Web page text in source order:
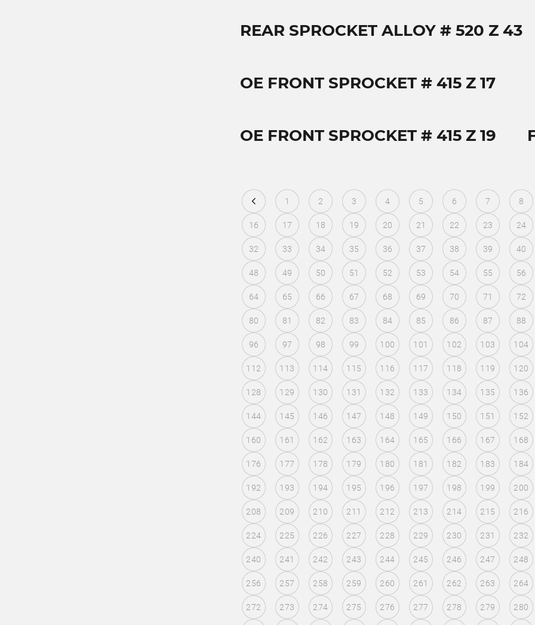
REAR SPROCKET ALLOY # 520 Z 43
OE FRONT SPROCKET # 415 Z 17
OE FRONT SPROCKET # 415 Z 19
1 2 3 4 5 6 7 8
16 17 18 19 20 21 22 23 24
32 33 34 35 36 37 38 39 40
48 49 50 51 52 53 54 55 56
64 65 66 67 68 69 70 71 72
80 81 82 83 84 85 86 87 88
96 97 98 99 100 101 102 103 104
112 113 114 115 116 117 118 119 120
128 129 130 131 132 133 134 135 136
144 145 146 147 148 149 150 151 152
160 161 162 163 164 165 166 167 168
176 177 178 179 180 181 182 183 184
192 193 194 195 196 197 198 199 200
208 209 210 211 212 213 214 215 216
224 225 226 227 228 229 230 231 232
240 241 242 243 244 245 246 247 248
256 257 258 259 260 261 262 263 264
272 273 274 275 276 277 278 279 280